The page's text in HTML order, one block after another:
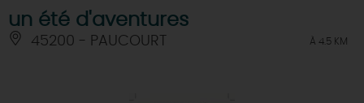
un été d'aventures
45200 - PAUCOURT À 4.5 KM